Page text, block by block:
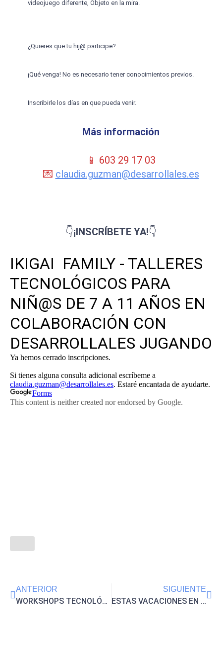
videojuego diferente, Objeto en la mira.
¿Quieres que tu hij@ participe?
¡Qué venga! No es necesario tener conocimientos previos.
Inscribirle los días en que pueda venir.
Más información
📱 603 29 17 03
💌 claudia.guzman@desarrollales.es
👇¡INSCRÍBETE YA!👇
ANTERIOR
WORKSHOPS TECNOLÓGICOS EN MAAT (DE 7 A 11 AÑOS) EN EL ENSANCHE DE ALCALÁ DE HENARES
SIGUIENTE
ESTAS VACACIONES EN IKIGAI FAMILY HAY UN ESPACIO PARA LOS ADOLESCENTES DE 12 A 16 AÑOS CREATIVOS Y CURIOSOS DE USAR LA TECNOLOGÍA EN ALCALÁ DE HENARES